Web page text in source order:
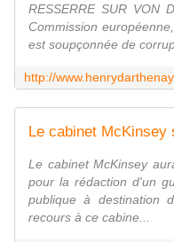
RESSERRE SUR VON
Commission
est soupçonnée de
Le cabinet McKinsey
pour la rédaction d'un
publique à destination
recours à ce cabine...